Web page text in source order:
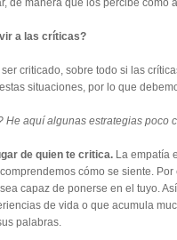
de manera que los percibe como
a las críticas?
criticado, sobre todo si las
situaciones, por lo que
He aquí algunas estrategias poco
de quien te critica. La empatía
cómo se siente.
capaz de ponerse en el tuyo.
de vida o que acumula
palabras.